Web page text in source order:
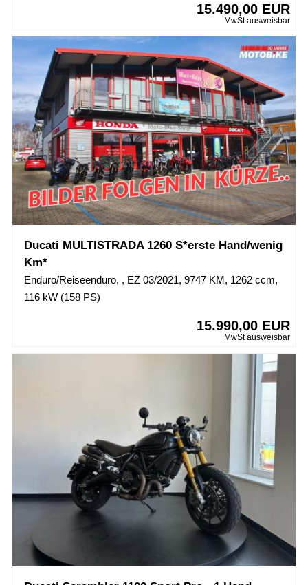
15.490,00 EUR
MwSt ausweisbar
Ducati MULTISTRADA 1260 S*erste Hand/wenig
Km*
Enduro/Reiseenduro, , EZ 03/2021, 9747 KM, 1262 ccm,
116 kW (158 PS)
15.990,00 EUR
MwSt ausweisbar